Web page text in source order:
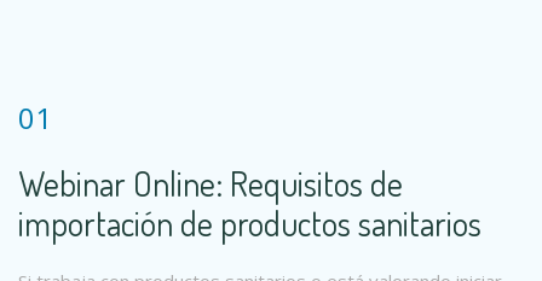
01
Webinar Online: Requisitos de
importación de productos sanitarios